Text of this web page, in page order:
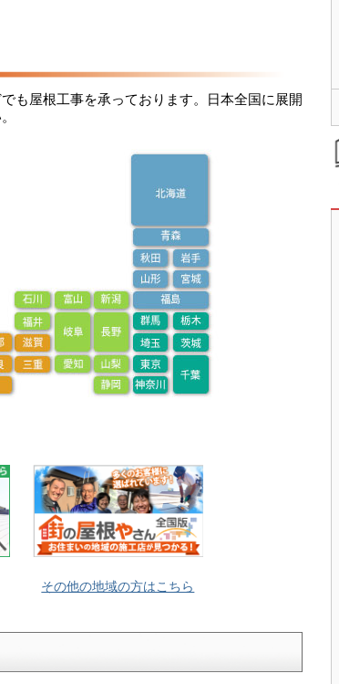
も屋根工事を承っております。日本全国に展開
その他の地域の方はこちら